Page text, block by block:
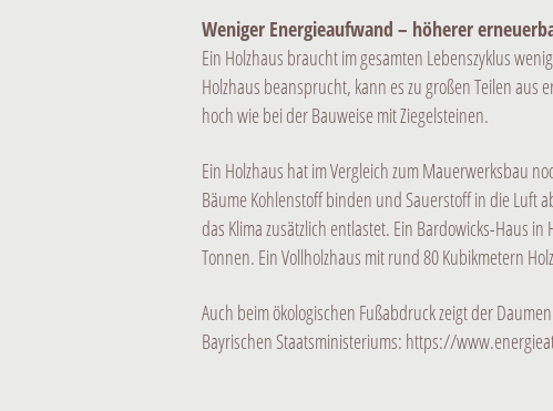
Weniger Energieaufwand – höherer
Ein Holzhaus braucht im gesamten Lebenszyklus
Holzhaus beansprucht, kann es zu großen Teilen
hoch wie bei der Bauweise mit Ziegelsteinen.
Ein Holzhaus hat im Vergleich zum Mauerwerksbau
Bäume Kohlenstoff binden und Sauerstoff in die Luft
das Klima zusätzlich entlastet. Ein Bardowicks-Haus
Tonnen. Ein Vollholzhaus mit rund 80 Kubikmetern
Auch beim ökologischen Fußabdruck zeigt der
Bayrischen Staatsministeriums: https://